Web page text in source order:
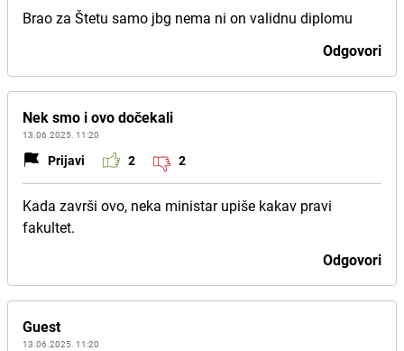
Brao za Štetu samo jbg nema ni on validnu diplomu
Odgovori
Nek smo i ovo dočekali
13.06.2025. 11:20
Prijavi 2 2
Kada završi ovo, neka ministar upiše kakav pravi
fakultet.
Odgovori
Guest
13.06.2025. 11:20